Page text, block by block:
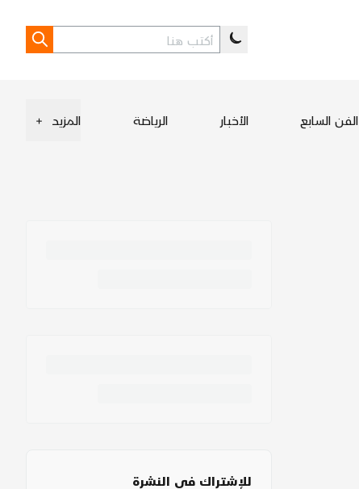
الفن السابع الأخبار الرياضة المزيد +
للإشتراك في النشرة